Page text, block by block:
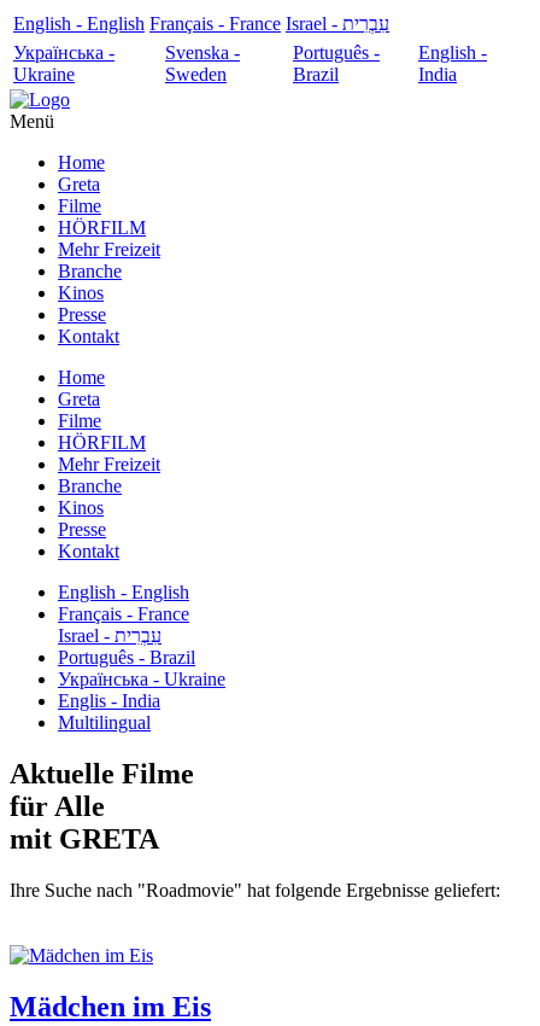
English - English Français - France
עִבְרִית - Israel
Українська -
Ukraine
Svenska -
Sweden
Português -
Brazil
English -
India
Menü
Home
Greta
Filme
HÖRFILM
Mehr Freizeit
Branche
Kinos
Presse
Kontakt
Home
Greta
Filme
HÖRFILM
Mehr Freizeit
Branche
Kinos
Presse
Kontakt
English - English
Français - France
עִבְרִית - Israel
Português - Brazil
Українська - Ukraine
Englis - India
Multilingual
Aktuelle Filme
für Alle
mit GRETA
Ihre Suche nach "Roadmovie" hat folgende Ergebnisse geliefert:
Mädchen im Eis